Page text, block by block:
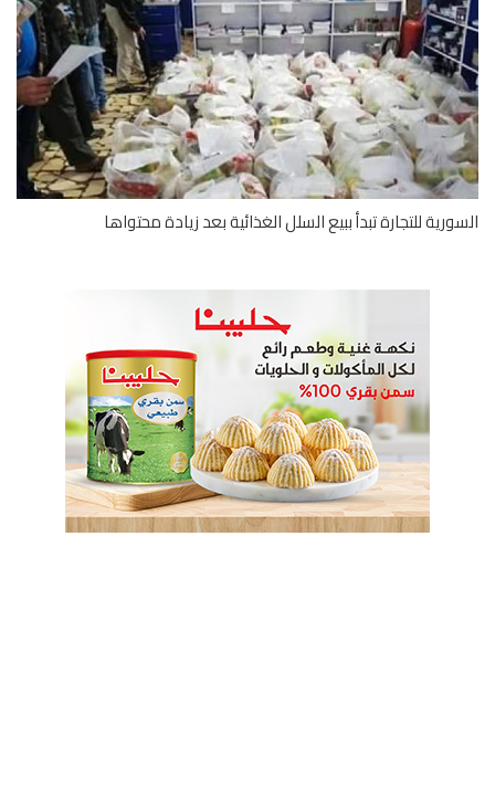
للتجارة تبدأ ببيع السلل الغذائية بعد زيادة محتواها